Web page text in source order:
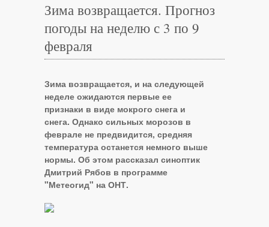
Зима возвращается. Прогноз
погоды на неделю с 3 по 9
февраля
Зима возвращается, и на следующей
неделе ожидаются первые ее
признаки в виде мокрого снега и
снега. Однако сильных морозов в
феврале не предвидится, средняя
температура останется немного выше
нормы. Об этом рассказал синоптик
Дмитрий Рябов в программе
"Метеогид" на ОНТ.